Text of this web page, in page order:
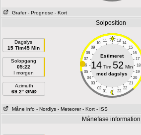
Grafer - Prognose - Kort
Solposition
Dagslys
15 Tim45 Min
Solopgang
05:22
I morgen
Azimuth
69.2° ØNØ
11 13
10
14
09
15
08
16
07
17
06
18
05
19
04
20
03
21
02
22
01 23
Estimeret
14 Tim 52 Min
med dagslys
Måne info - Nordlys - Meteorer - Kort - ISS
Månefase information